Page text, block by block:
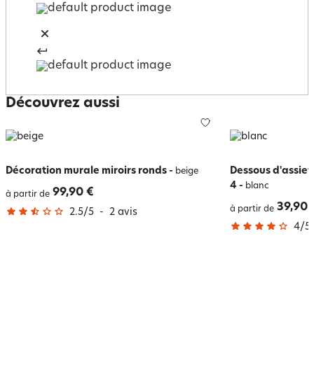
Découvrez aussi
Décoration murale miroirs ronds - beige
à partir de 99,90 €
2.5/5 - 2 avis
Dessous
4 - blanc
à partir de 39,90
4/5